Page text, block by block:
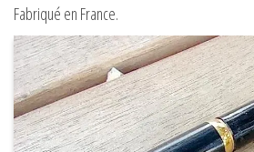
Fabriqué en France.